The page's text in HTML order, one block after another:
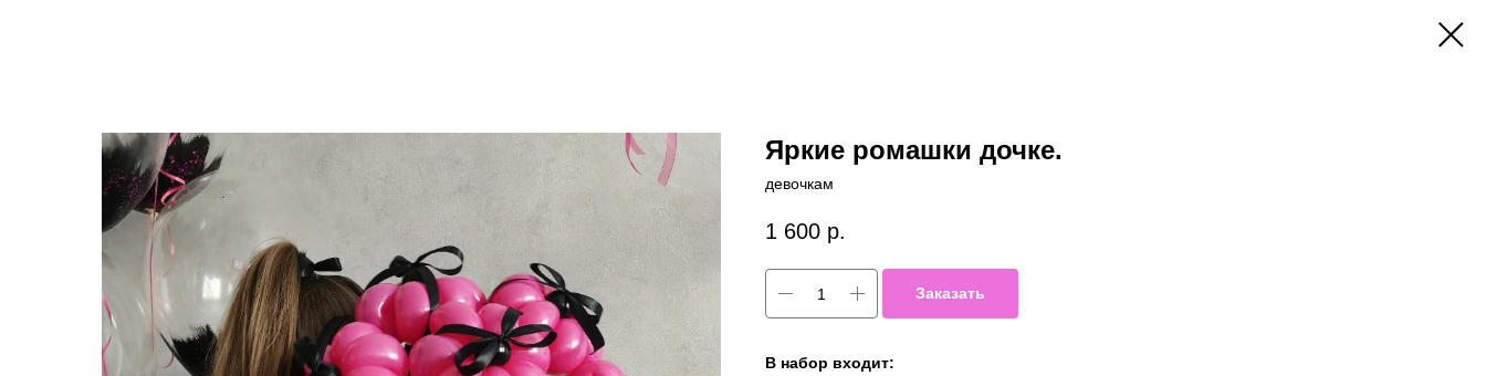
Яркие ромашки дочке.
девочкам
1 600 р.
Заказать
В набор входит: